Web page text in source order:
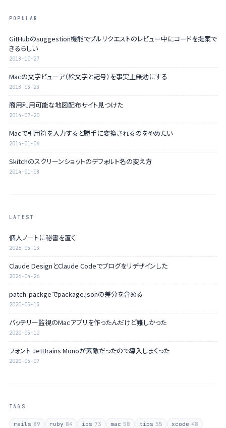
POPULAR
GitHubのsuggestion機能でプルリクエストのレビュー中にコードを提案で
きるらしい
2018-10-27
Macの文字ビューア（絵文字と記号）を事実上無効にする
2018-03-23
商用利用可能な地図配布サイト見つけた
2014-07-20
Macで引用符を入力すると勝手に変換されるのをやめたい
2014-01-06
Skitchのスクリーンショットのデフォルト名の変え方
2014-01-08
LATEST
個人ノートに秘書を置く
2026-05-13
Claude DesignとClaude Codeでブログをリデザインした
2026-04-26
patch-packgeでpackage.jsonの差分を含める
2020-05-13
バッテリー監視のMacアプリを作ったんだけど難しかった
2020-05-12
フォント JetBrains Monoが素敵だったので導入しまくった
2020-05-07
TAGS
rails 89 ruby 84 ios 73 mac 58 tips 55 xcode 48